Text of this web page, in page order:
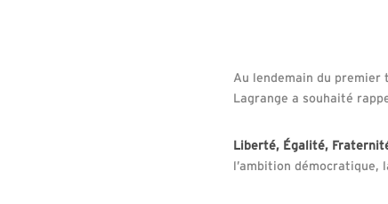
Au lendemain du premier
Lagrange a souhaité
Liberté, Égalité,
l’ambition démocratique,